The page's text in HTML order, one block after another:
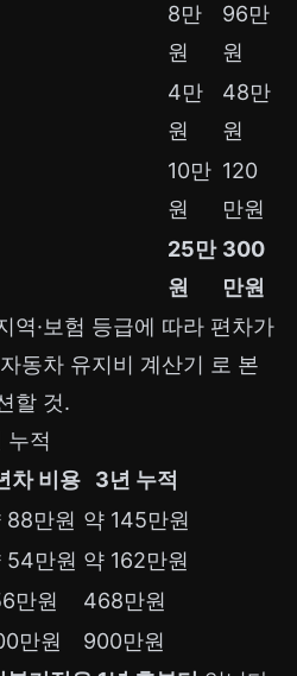
8만
원
96만
원
4만
원
48만
원
10만
원
120
만원
25만
원
300
만원
역·보험 등급에 따라 편차가
자동차 유지비 계산기 로 본
할 것.
누적
차 비용
3년 누적
88만원 약 145만원
54만원 약 162만원
만원
468만원
만원
900만원